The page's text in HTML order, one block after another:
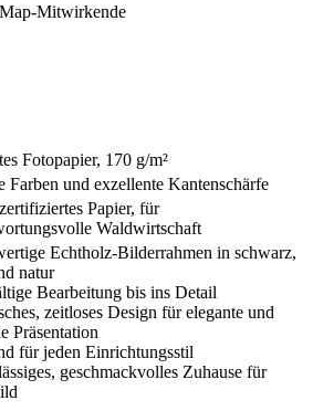
Mitwirkende
Fotopapier, 170 g/m²
Farben und exzellente Kantenschärfe
Papier, für
Waldwirtschaft
Echtholz-Bilderrahmen in schwarz,
natur
Bearbeitung bis ins Detail
zeitloses Design für elegante und
Präsentation
für jeden Einrichtungsstil
geschmackvolles Zuhause für